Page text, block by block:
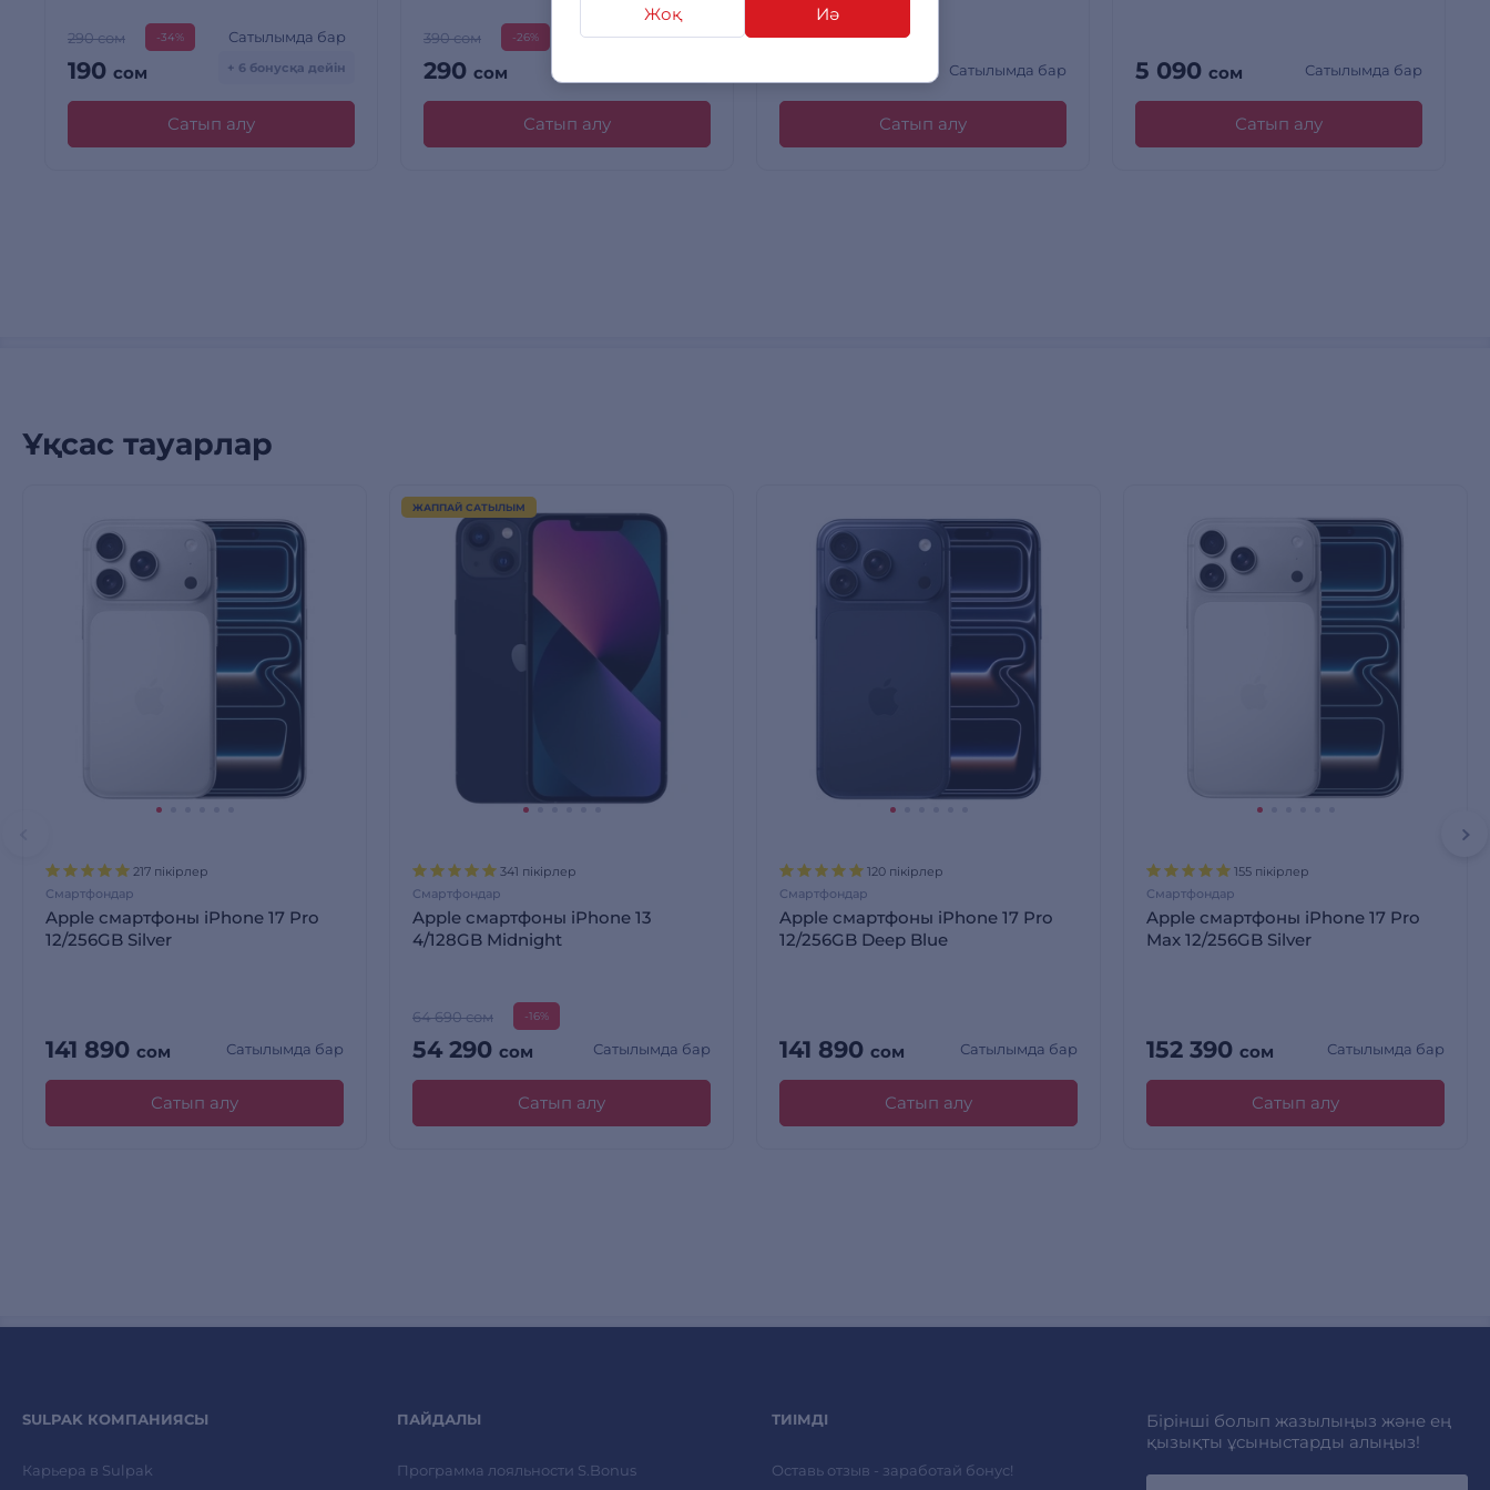
Жоқ Иә
290 сом -34%
190 сом
Сатылымда бар
+ 6 бонусқа дейін
Сатып алу
390 сом -26%
290 сом
Сатылымда бар
Сатып алу
Сатылымда бар
Сатып алу
5 090 сом Сатылымда бар
Сатып алу
Ұқсас тауарлар
217 пікірлер
Смартфондар
Apple смартфоны iPhone 17 Pro
12/256GB Silver
141 890 сом Сатылымда бар
Сатып алу
ЖАППАЙ САТЫЛЫМ
341 пікірлер
Смартфондар
Apple смартфоны iPhone 13
4/128GB Midnight
64 690 сом -16%
54 290 сом Сатылымда бар
Сатып алу
120 пікірлер
Смартфондар
Apple смартфоны iPhone 17 Pro
12/256GB Deep Blue
141 890 сом Сатылымда бар
Сатып алу
155 пікірлер
Смартфондар
Apple смартфоны iPhone 17 Pro
Max 12/256GB Silver
152 390 сом Сатылымда бар
Сатып алу
SULPAK КОМПАНИЯСЫ
Карьера в Sulpak
ПАЙДАЛЫ
Программа лояльности S.Bonus
ТИІМДІ
Оставь отзыв - заработай бонус!
Бірінші болып жазылыңыз және ең
қызықты ұсыныстарды алыңыз!